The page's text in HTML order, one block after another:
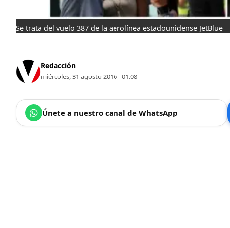
Se trata del vuelo 387 de la aerolínea estadounidense JetBlue
Redacción
miércoles, 31 agosto 2016 - 01:08
Únete a nuestro canal de WhatsApp